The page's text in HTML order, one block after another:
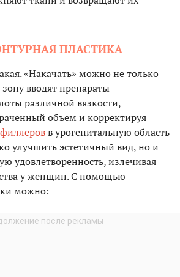
ПЛАСТИКА
«Накачать» можно не только
вводят препараты
различной вязкости,
объем и корректируя
филлеровв урогенитальную область
улучшить эстетичный вид, но и
удовлетворенность, излечивая
у женщин. С помощью
можно: